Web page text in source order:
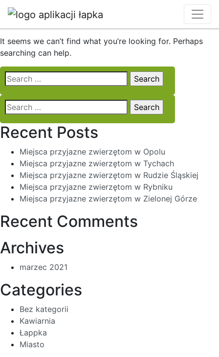
Nothing Found
It seems we can’t find what you’re looking for. Perhaps
searching can help.
Search
for:
Search
for:
Recent Posts
Miejsca przyjazne zwierzętom w Opolu
Miejsca przyjazne zwierzętom w Tychach
Miejsca przyjazne zwierzętom w Rudzie Śląskiej
Miejsca przyjazne zwierzętom w Rybniku
Miejsca przyjazne zwierzętom w Zielonej Górze
Recent Comments
Archives
marzec 2021
Categories
Bez kategorii
Kawiarnia
Łappka
Miasto